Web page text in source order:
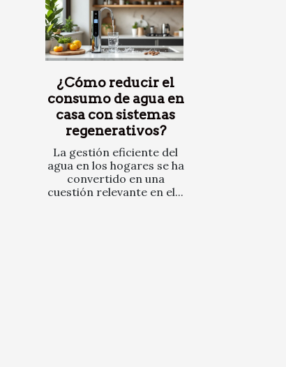
¿Cómo reducir el
consumo de agua en
casa con sistemas
regenerativos?
La gestión eficiente del
agua en los hogares se ha
convertido en una
cuestión relevante en el...